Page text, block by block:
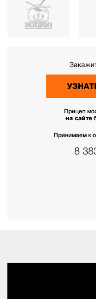
Прицеп
на сайте
Принимаем к
8